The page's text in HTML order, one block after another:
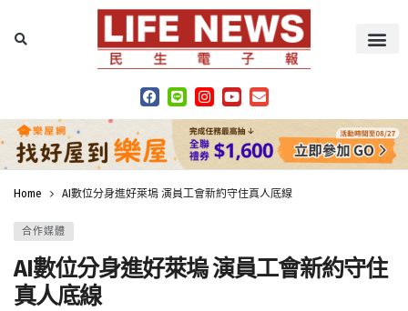
Home AI數位分身進好萊塢 演員工會新約守住真人底線
合作媒體
AI數位分身進好萊塢 演員工會新約守住
真人底線